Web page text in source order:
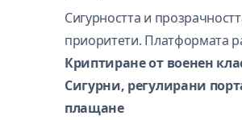
Сигурността и
приоритети. Платформата
Криптиране от военен
Сигурни, регулирани
плащане